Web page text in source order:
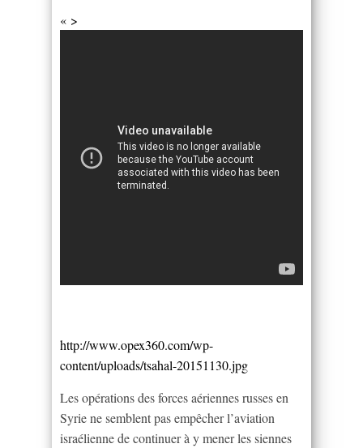
« >
http://www.opex360.com/wp-
content/uploads/tsahal-20151130.jpg
Les opérations des forces aériennes russes en
Syrie ne semblent pas empêcher l’aviation
israélienne de continuer à y mener les siennes